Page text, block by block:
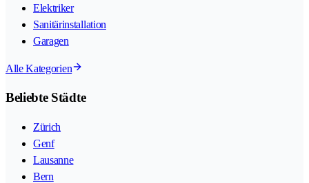
Elektriker
Sanitärinstallation
Garagen
Alle Kategorien
Beliebte Städte
Zürich
Genf
Lausanne
Bern